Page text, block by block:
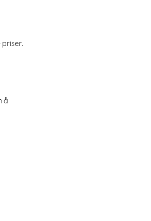
å